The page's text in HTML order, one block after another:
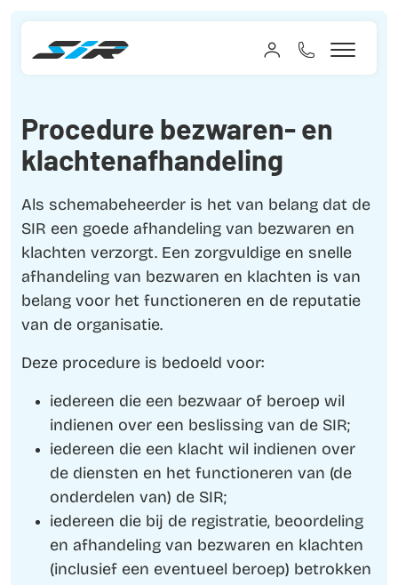
Procedure bezwaren- en
klachtenafhandeling
Als schemabeheerder is het van belang dat de
SIR een goede afhandeling van bezwaren en
klachten verzorgt. Een zorgvuldige en snelle
afhandeling van bezwaren en klachten is van
belang voor het functioneren en de reputatie
van de organisatie.
Deze procedure is bedoeld voor:
iedereen die een bezwaar of beroep wil
indienen over een beslissing van de SIR;
iedereen die een klacht wil indienen over
de diensten en het functioneren van (de
onderdelen van) de SIR;
iedereen die bij de registratie, beoordeling
en afhandeling van bezwaren en klachten
(inclusief een eventueel beroep) betrokken